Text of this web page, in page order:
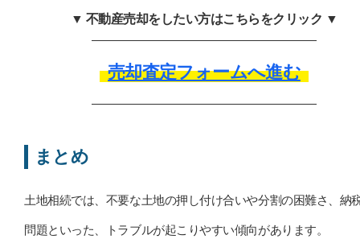
▼ 不動産売却をしたい方はこちらをクリック ▼
売却査定フォームへ進む
まとめ
土地相続では、不要な土地の押し付け合いや分割の困難さ、納
問題といった、トラブルが起こりやすい傾向があります。